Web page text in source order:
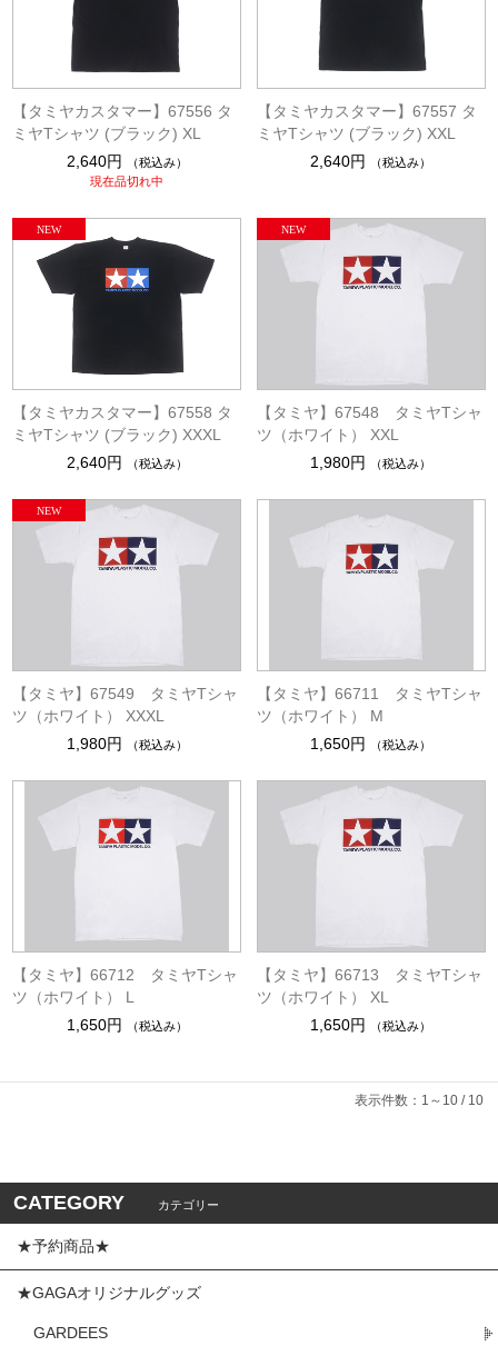
【タミヤカスタマー】67556 タ
ミヤTシャツ (ブラック) XL
2,640円
（税込み）
現在品切れ中
【タミヤカスタマー】67557 タ
ミヤTシャツ (ブラック) XXL
2,640円
（税込み）
【タミヤカスタマー】67558 タ
ミヤTシャツ (ブラック) XXXL
2,640円
（税込み）
【タミヤ】67548 タミヤTシャ
ツ（ホワイト） XXL
1,980円
（税込み）
【タミヤ】67549 タミヤTシャ
ツ（ホワイト） XXXL
1,980円
（税込み）
【タミヤ】66711 タミヤTシャ
ツ（ホワイト） M
1,650円
（税込み）
【タミヤ】66712 タミヤTシャ
ツ（ホワイト） L
1,650円
（税込み）
【タミヤ】66713 タミヤTシャ
ツ（ホワイト） XL
1,650円
（税込み）
表示件数：1～10 / 10
CATEGORY カテゴリー
★予約商品★
★GAGAオリジナルグッズ
GARDEES